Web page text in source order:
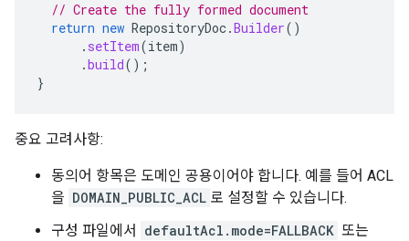
// Create the fully formed document
return new RepositoryDoc.Builder()
. setItem(item)
.build();
}
중요 고려사항:
동의어 항목은 도메인 공용이어야 합니다. 예를 들어 ACL
을 DOMAIN_PUBLIC_ACL 로 설정할 수 있습니다.
구성 파일에서
defaultAcl.mode=FALLBACK 또는